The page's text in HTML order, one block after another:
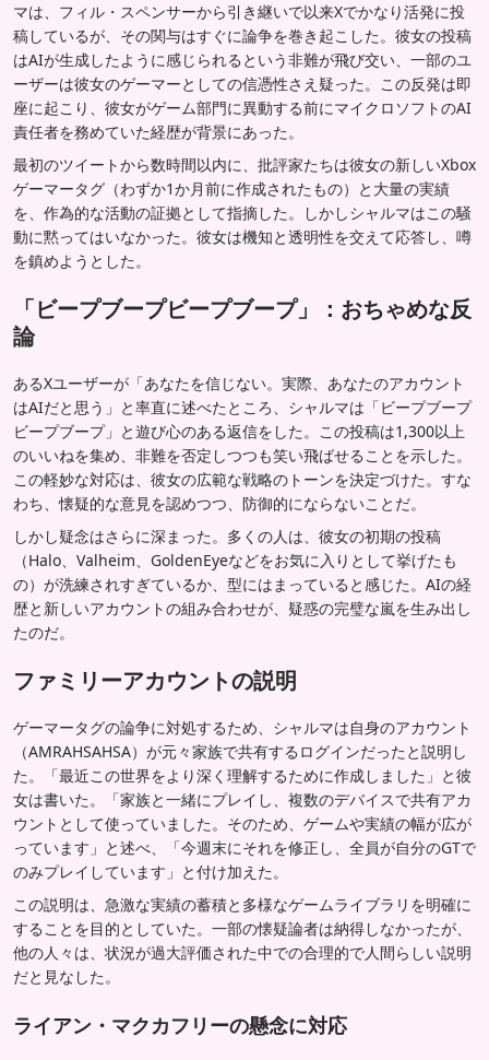
マは、フィル・スペンサーから引き継いで以来Xでかなり活発に投
稿しているが、その関与はすぐに論争を巻き起こした。彼女の投稿
はAIが生成したように感じられるという非難が飛び交い、一部のユ
ーザーは彼女のゲーマーとしての信憑性さえ疑った。この反発は即
座に起こり、彼女がゲーム部門に異動する前にマイクロソフトのAI
責任者を務めていた経歴が背景にあった。
最初のツイートから数時間以内に、批評家たちは彼女の新しいXbox
ゲーマータグ（わずか1か月前に作成されたもの）と大量の実績
を、作為的な活動の証拠として指摘した。しかしシャルマはこの騒
動に黙ってはいなかった。彼女は機知と透明性を交えて応答し、噂
を鎮めようとした。
「ビープブープビープブープ」：おちゃめな反
論
あるXユーザーが「あなたを信じない。実際、あなたのアカウント
はAIだと思う」と率直に述べたところ、シャルマは「ビープブープ
ビープブープ」と遊び心のある返信をした。この投稿は1,300以上
のいいねを集め、非難を否定しつつも笑い飛ばせることを示した。
この軽妙な対応は、彼女の広範な戦略のトーンを決定づけた。すな
わち、懐疑的な意見を認めつつ、防御的にならないことだ。
しかし疑念はさらに深まった。多くの人は、彼女の初期の投稿
（Halo、Valheim、GoldenEyeなどをお気に入りとして挙げたも
の）が洗練されすぎているか、型にはまっていると感じた。AIの経
歴と新しいアカウントの組み合わせが、疑惑の完璧な嵐を生み出し
たのだ。
ファミリーアカウントの説明
ゲーマータグの論争に対処するため、シャルマは自身のアカウント
（AMRAHSAHSA）が元々家族で共有するログインだったと説明し
た。「最近この世界をより深く理解するために作成しました」と彼
女は書いた。「家族と一緒にプレイし、複数のデバイスで共有アカ
ウントとして使っていました。そのため、ゲームや実績の幅が広が
っています」と述べ、「今週末にそれを修正し、全員が自分のGTで
のみプレイしています」と付け加えた。
この説明は、急激な実績の蓄積と多様なゲームライブラリを明確に
することを目的としていた。一部の懐疑論者は納得しなかったが、
他の人々は、状況が過大評価された中での合理的で人間らしい説明
だと見なした。
ライアン・マクカフリーの懸念に対応